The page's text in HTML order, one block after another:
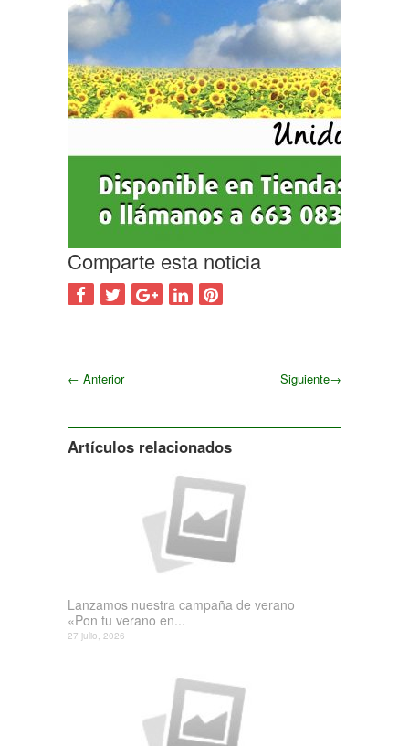
Comparte esta noticia
← Anterior Siguiente→
Artículos relacionados
Lanzamos nuestra campaña de verano
«Pon tu verano en...
27 julio, 2026